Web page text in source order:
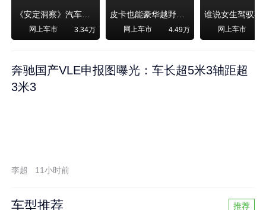
《安定洞察》汽车烧不烧油，和石油安全无关！
网上车市 3.34万
皮卡也能豪华越野！纵横F700上市，限时卖29.99万起
网上车市 4.49万 网上车市
奔驰国产VLE申报图曝光：车长超5米3轴距超
3米3
李超 11小时前
车型推荐 推荐